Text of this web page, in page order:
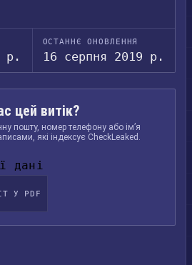
р.
ОСТАННЄ ОНОВЛЕННЯ
16 серпня 2019 р.
цей витік?
пошту, номер телефону або ім’я
які індексує CheckLeaked.
дані
У PDF